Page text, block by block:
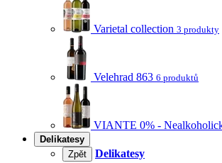
Varietal collection 3 produkty
Velehrad 863 6 produktů
VIANTE 0% -
Delikatesy
Zpět
Delikatesy